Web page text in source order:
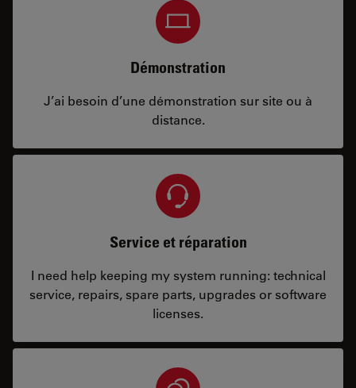
Démonstration
J’ai besoin d’une démonstration sur site ou à
distance.
Service et réparation
I need help keeping my system running: technical
service, repairs, spare parts, upgrades or software
licenses.